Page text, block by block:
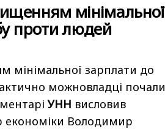
мінімальної
проти людей
мінімальної зарплати до
можновладці почали
УНН висловив
економіки Володимир